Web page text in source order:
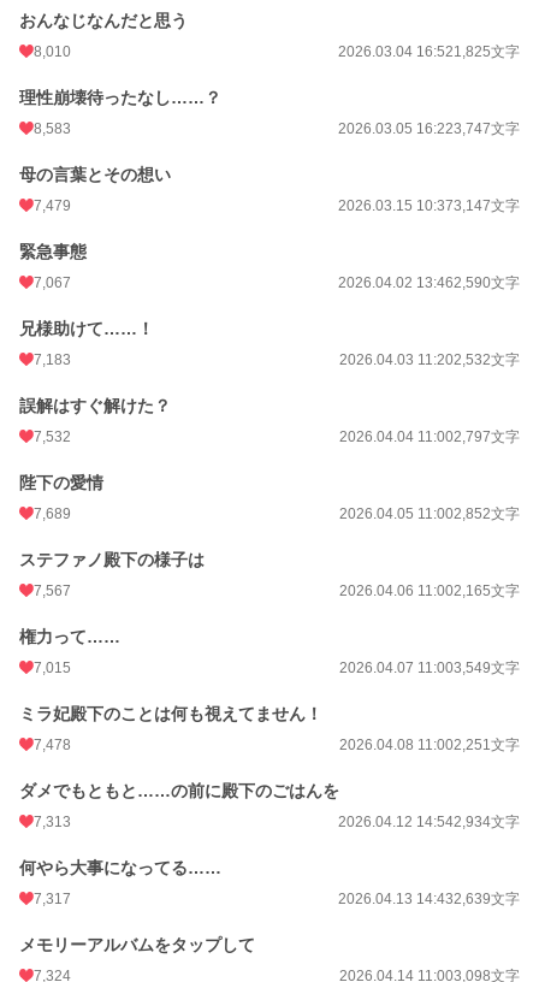
おんなじなんだと思う
8,010 2026.03.04 16:521,825文字
理性崩壊待ったなし……？
8,583 2026.03.05 16:223,747文字
母の言葉とその想い
7,479 2026.03.15 10:373,147文字
緊急事態
7,067 2026.04.02 13:462,590文字
兄様助けて……！
7,183 2026.04.03 11:202,532文字
誤解はすぐ解けた？
7,532 2026.04.04 11:002,797文字
陛下の愛情
7,689 2026.04.05 11:002,852文字
ステファノ殿下の様子は
7,567 2026.04.06 11:002,165文字
権力って……
7,015 2026.04.07 11:003,549文字
ミラ妃殿下のことは何も視えてません！
7,478 2026.04.08 11:002,251文字
ダメでもともと……の前に殿下のごはんを
7,313 2026.04.12 14:542,934文字
何やら大事になってる……
7,317 2026.04.13 14:432,639文字
メモリーアルバムをタップして
7,324 2026.04.14 11:003,098文字